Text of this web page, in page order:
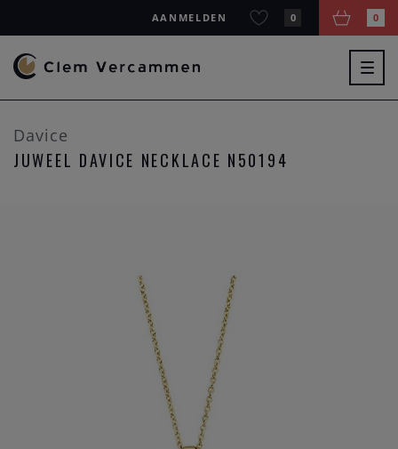
AANMELDEN 0 0
Davice
JUWEEL DAVICE NECKLACE N50194